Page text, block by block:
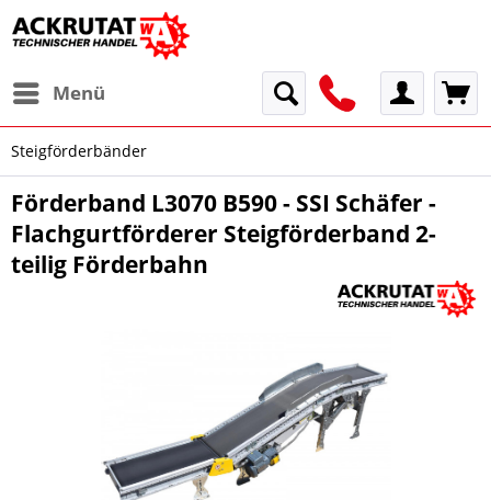
Menü
Steigförderbänder
Förderband L3070 B590 - SSI Schäfer -
Flachgurtförderer Steigförderband 2-
teilig Förderbahn